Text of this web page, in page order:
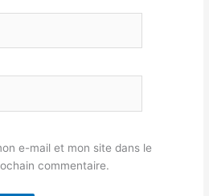
e-mail et mon site dans le
commentaire.